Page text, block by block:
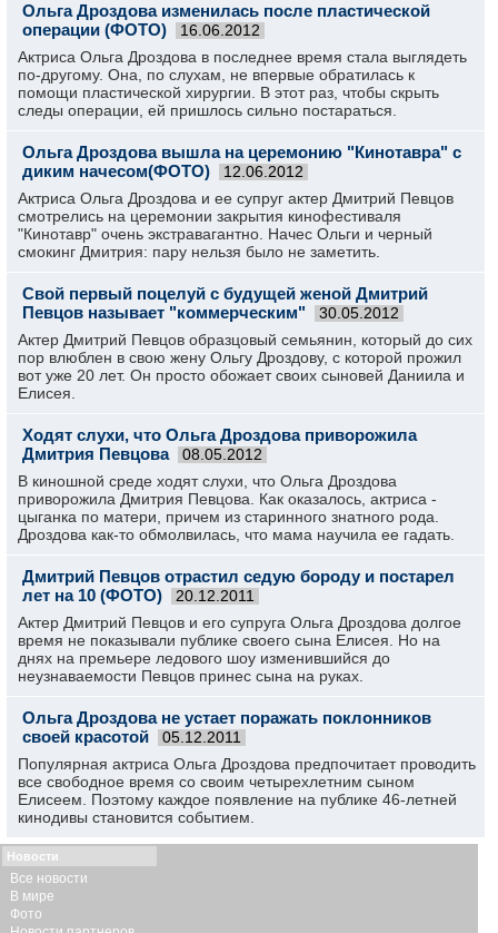
Ольга Дроздова изменилась после пластической
операции (ФОТО)
16.06.2012
Актриса Ольга Дроздова в последнее время стала выглядеть
по-другому. Она, по слухам, не впервые обратилась к
помощи пластической хирургии. В этот раз, чтобы скрыть
следы операции, ей пришлось сильно постараться.
Ольга Дроздова вышла на церемонию "Кинотавра" c
диким начесом(ФОТО)
12.06.2012
Актриса Ольга Дроздова и ее супруг актер Дмитрий Певцов
смотрелись на церемонии закрытия кинофестиваля
"Кинотавр" очень экстравагантно. Начес Ольги и черный
смокинг Дмитрия: пару нельзя было не заметить.
Свой первый поцелуй с будущей женой Дмитрий
Певцов называет "коммерческим"
30.05.2012
Актер Дмитрий Певцов образцовый семьянин, который до сих
пор влюблен в свою жену Ольгу Дроздову, с которой прожил
вот уже 20 лет. Он просто обожает своих сыновей Даниила и
Елисея.
Ходят слухи, что Ольга Дроздова приворожила
Дмитрия Певцова
08.05.2012
В киношной среде ходят слухи, что Ольга Дроздова
приворожила Дмитрия Певцова. Как оказалось, актриса -
цыганка по матери, причем из старинного знатного рода.
Дроздова как-то обмолвилась, что мама научила ее гадать.
Дмитрий Певцов отрастил седую бороду и постарел
лет на 10 (ФОТО)
20.12.2011
Актер Дмитрий Певцов и его супруга Ольга Дроздова долгое
время не показывали публике своего сына Елисея. Но на
днях на премьере ледового шоу изменившийся до
неузнаваемости Певцов принес сына на руках.
Ольга Дроздова не устает поражать поклонников
своей красотой
05.12.2011
Популярная актриса Ольга Дроздова предпочитает проводить
все свободное время со своим четырехлетним сыном
Елисеем. Поэтому каждое появление на публике 46-летней
кинодивы становится событием.
Новости
Все новости
В мире
Фото